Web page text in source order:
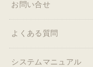
お問い合せ
よくある質問
システムマニュアル